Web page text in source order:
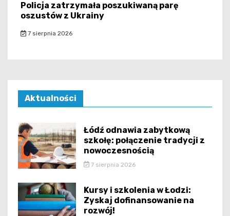
Policja zatrzymała poszukiwaną parę
oszustów z Ukrainy
7 sierpnia 2026
Aktualności
Łódź odnawia zabytkową
szkołę: połączenie tradycji z
nowoczesnością
7 sierpnia 2026
Kursy i szkolenia w Łodzi:
Zyskaj dofinansowanie na
rozwój!